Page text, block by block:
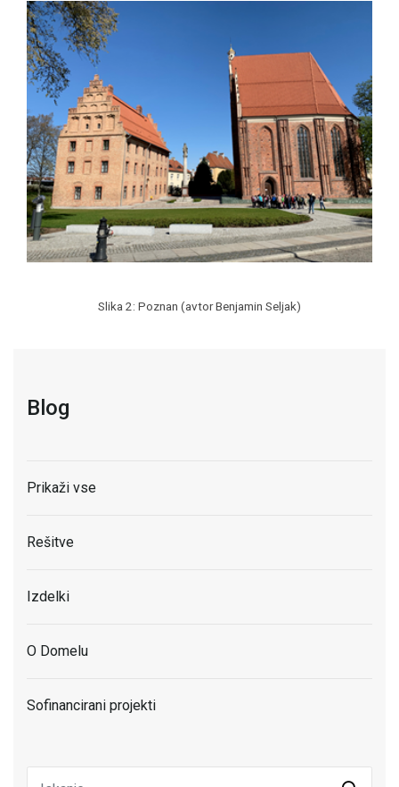
Slika 2: Poznan (avtor Benjamin Seljak)
Blog
Prikaži vse
Rešitve
Izdelki
O Domelu
Sofinancirani projekti